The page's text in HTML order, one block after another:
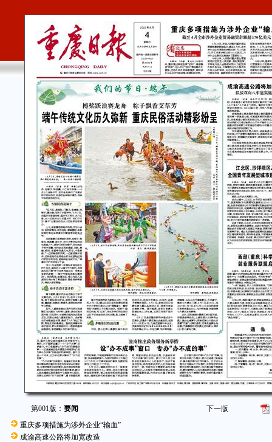
第001版：要闻
下一版
重庆多项措施为涉外企业“输血”
成渝高速公路将加宽改造